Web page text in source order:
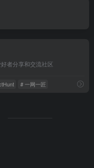
者分享和交流社区
# 一网一匠